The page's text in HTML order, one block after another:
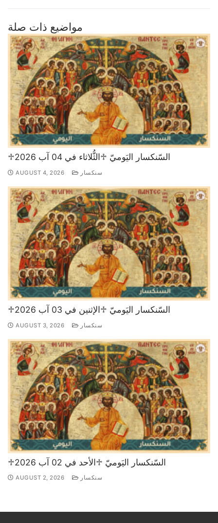
مواضيع ذات صلة
♱السّنكسار اليَوميّ ♱الثُّلاثاء في 04 آب 2026
AUGUST 4, 2026 سنكسار
♱السّنكسار اليَوميّ ♱الإثنين في 03 آب 2026
AUGUST 3, 2026 سنكسار
♱السّنكسار اليَوميّ ♱الأحد في 02 آب 2026
AUGUST 2, 2026 سنكسار